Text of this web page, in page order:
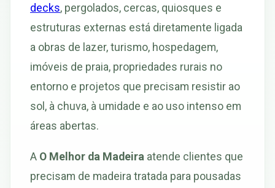
decks, pergolados, cercas, quiosques e
estruturas externas está diretamente ligada
a obras de lazer, turismo, hospedagem,
imóveis de praia, propriedades rurais no
entorno e projetos que precisam resistir ao
sol, à chuva, à umidade e ao uso intenso em
áreas abertas.
A O Melhor da Madeira atende clientes que
precisam de madeira tratada para pousadas